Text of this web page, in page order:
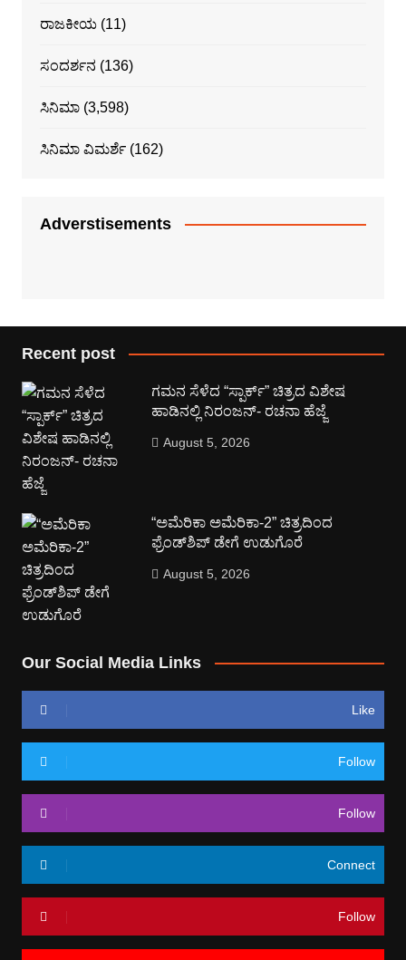
ರಾಜಕೀಯ(11)
ಸಂದರ್ಶನ (136)
ಸಿನಿಮಾ(3,598)
ಸಿನಿಮಾ ವಿಮರ್ಶೆ(162)
Adverstisements
Recent post
ಗಮನ ಸೆಳೆದ “ಸ್ಪಾರ್ಕ್” ಚಿತ್ರದ ವಿಶೇಷ
ಹಾಡಿನಲ್ಲಿ ನಿರಂಜನ್- ರಚನಾ ಹೆಜ್ಜೆ
August 5, 2026
“ಅಮೆರಿಕಾ ಅಮೆರಿಕಾ-2” ಚಿತ್ರದಿಂದ
ಫ್ರೆಂಡ್‍ಶಿಪ್ ಡೇಗೆ ಉಡುಗೊರೆ
August 5, 2026
Our Social Media Links
Like
Follow
Follow
Connect
Follow